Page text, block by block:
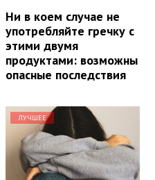
Ни в коем случае не
употребляйте гречку с
этими двумя
продуктами: возможны
опасные последствия
ЛУЧШЕЕ